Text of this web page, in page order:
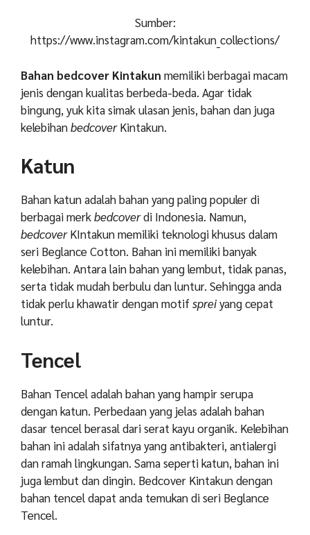
Sumber:
https://www.instagram.com/kintakun_collections/
Bahan bedcover Kintakun memiliki berbagai macam
jenis dengan kualitas berbeda-beda. Agar tidak
bingung, yuk kita simak ulasan jenis, bahan dan juga
kelebihanbedcoverKintakun.
Katun
Bahan katun adalah bahan yang paling populer di
berbagai merkbedcoverdi Indonesia. Namun,
bedcoverKIntakun memiliki teknologi khusus dalam
seri Beglance Cotton. Bahan ini memiliki banyak
kelebihan. Antara lain bahan yang lembut, tidak panas,
serta tidak mudah berbulu dan luntur. Sehingga anda
tidak perlu khawatir dengan motifspreiyang cepat
luntur.
Tencel
Bahan Tencel adalah bahan yang hampir serupa
dengan katun. Perbedaan yang jelas adalah bahan
dasar tencel berasal dari serat kayu organik. Kelebihan
bahan ini adalah sifatnya yang antibakteri, antialergi
dan ramah lingkungan. Sama seperti katun, bahan ini
juga lembut dan dingin. Bedcover Kintakun dengan
bahan tencel dapat anda temukan di seri Beglance
Tencel.